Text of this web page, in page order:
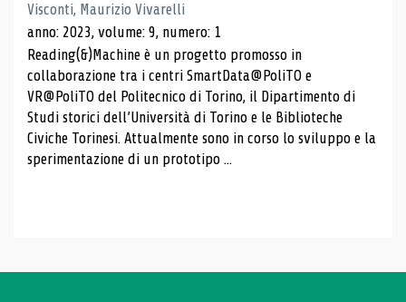
Visconti, Maurizio Vivarelli
anno: 2023, volume: 9, numero: 1
Reading(&)Machine è un progetto promosso in
collaborazione tra i centri SmartData@PoliTO e
VR@PoliTO del Politecnico di Torino, il Dipartimento di
Studi storici dell’Università di Torino e le Biblioteche
Civiche Torinesi. Attualmente sono in corso lo sviluppo e la
sperimentazione di un prototipo ...